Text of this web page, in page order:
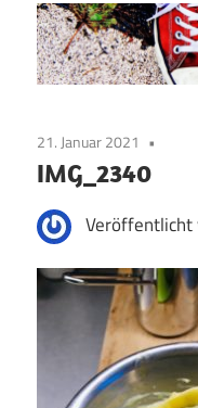
21. Januar 2021
IMG_2340
Veröffentlicht